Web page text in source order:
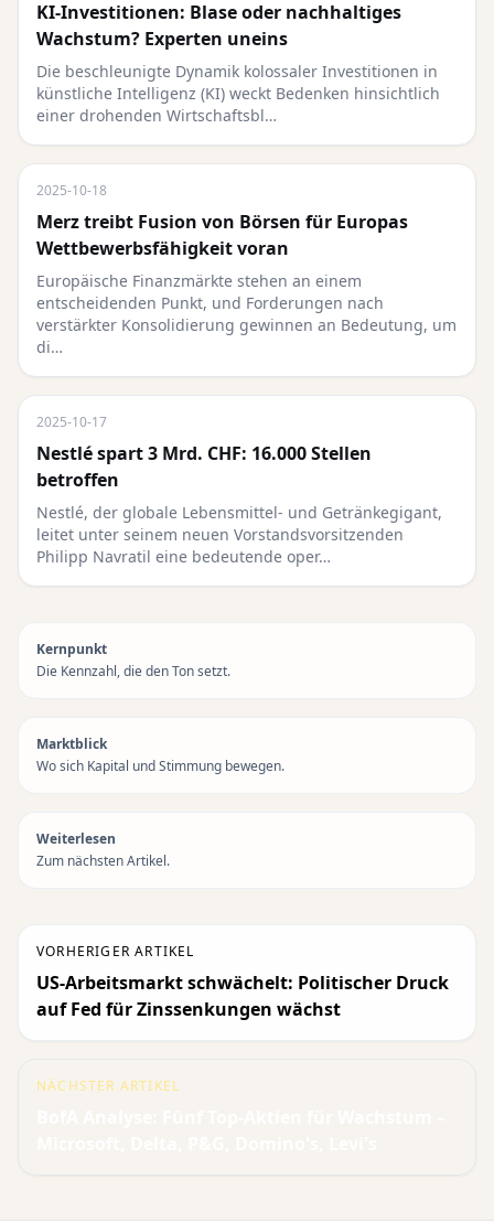
KI-Investitionen: Blase oder nachhaltiges
Wachstum? Experten uneins
Die beschleunigte Dynamik kolossaler Investitionen in
künstliche Intelligenz (KI) weckt Bedenken hinsichtlich
einer drohenden Wirtschaftsbl…
2025-10-18
Merz treibt Fusion von Börsen für Europas
Wettbewerbsfähigkeit voran
Europäische Finanzmärkte stehen an einem
entscheidenden Punkt, und Forderungen nach
verstärkter Konsolidierung gewinnen an Bedeutung, um
di…
2025-10-17
Nestlé spart 3 Mrd. CHF: 16.000 Stellen
betroffen
Nestlé, der globale Lebensmittel- und Getränkegigant,
leitet unter seinem neuen Vorstandsvorsitzenden
Philipp Navratil eine bedeutende oper…
Kernpunkt
Die Kennzahl, die den Ton setzt.
Marktblick
Wo sich Kapital und Stimmung bewegen.
Weiterlesen
Zum nächsten Artikel.
VORHERIGER ARTIKEL
US-Arbeitsmarkt schwächelt: Politischer Druck
auf Fed für Zinssenkungen wächst
NÄCHSTER ARTIKEL